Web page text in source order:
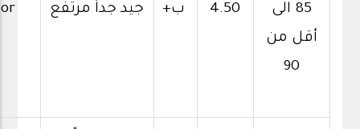
85 الى
أقل من
90
4.50 ب+ جيد جداً مرتفع